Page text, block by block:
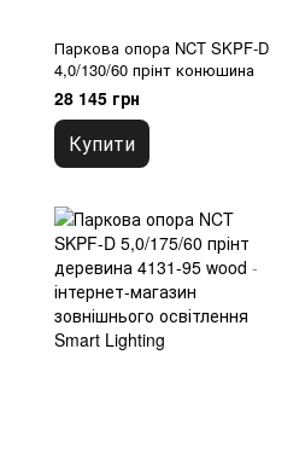
Паркова опора NCT SKPF-D
4,0/130/60 прінт конюшина
28 145 грн
Купити